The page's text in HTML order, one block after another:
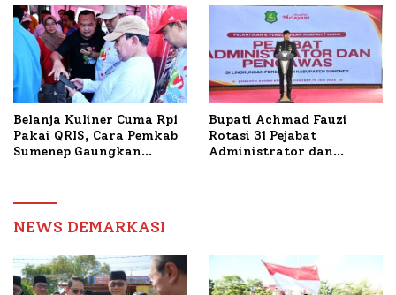
Dua Kecamatan
Belanja Kuliner Cuma Rp1
Pakai QRIS, Cara Pemkab
Sumenep Gaungkan
Bupati Achmad Fauzi
Rotasi 31 Pejabat
Administrator dan
NEWS DEMARKASI